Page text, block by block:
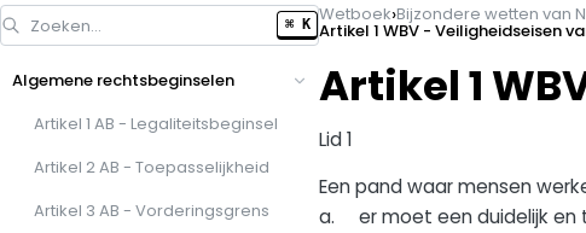
Zoeken… ⌘ K
Algemene rechtsbeginselen
Artikel 1 AB - Legaliteitsbeginsel
Artikel 2 AB - Toepasselijkheid
Artikel 3 AB - Vorderingsgrens
Wetboek›Bijzondere wetten van
Artikel 1 WBV - Veiligheidseisen
Artikel 1
Lid 1
Een pand waar mensen
a. er moet een duidelijk en